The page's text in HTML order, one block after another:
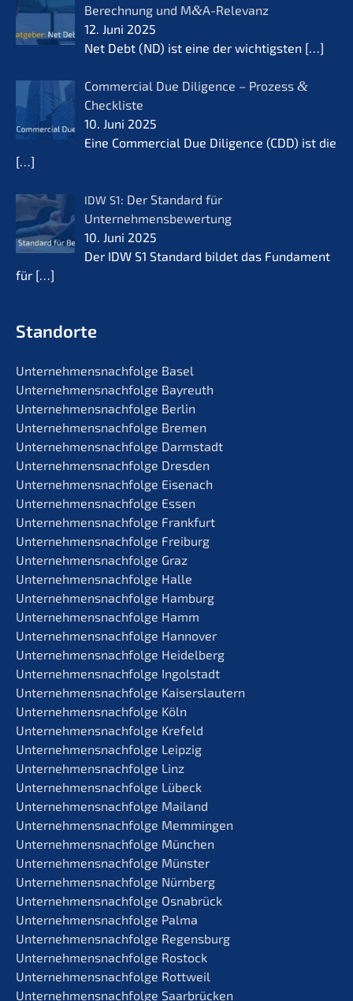
Berech­nung und M&A-Relevanz
12. Juni 2025
Net Debt (ND) ist eine der wichtigs­ten […]
Commer­cial Due Diligence – Prozess &
Checkliste
10. Juni 2025
Eine Commer­cial Due Diligence (CDD) ist die
[…]
IDW S1: Der Standard für
Unternehmensbewertung
10. Juni 2025
Der IDW S1 Standard bildet das Funda­ment
für […]
Standorte
Unternehmens­nachfolge Basel
Unternehmens­nachfolge Bayreuth
Unternehmens­nachfolge Berlin
Unternehmens­nachfolge Bremen
Unternehmens­nachfolge Darmstadt
Unternehmens­nachfolge Dresden
Unternehmens­nachfolge Eisenach
Unternehmens­nachfolge Essen
Unternehmens­nachfolge Frankfurt
Unternehmens­nachfolge Freiburg
Unternehmens­nachfolge Graz
Unternehmens­nachfolge Halle
Unternehmens­nachfolge Hamburg
Unternehmens­nachfolge Hamm
Unternehmens­nachfolge Hannover
Unternehmens­nachfolge Heidelberg
Unternehmens­nachfolge Ingolstadt
Unternehmens­nachfolge Kaiserslautern
Unternehmens­nachfolge Köln
Unternehmens­nachfolge Krefeld
Unternehmens­nachfolge Leipzig
Unternehmens­nachfolge Linz
Unternehmens­nachfolge Lübeck
Unternehmens­nachfolge Mailand
Unternehmens­nachfolge Memmingen
Unternehmens­nachfolge München
Unternehmens­nachfolge Münster
Unternehmens­nachfolge Nürnberg
Unternehmens­nachfolge Osnabrück
Unternehmens­nachfolge Palma
Unternehmens­nachfolge Regensburg
Unternehmens­nachfolge Rostock
Unternehmens­nachfolge Rottweil
Unternehmens­nachfolge Saarbrücken